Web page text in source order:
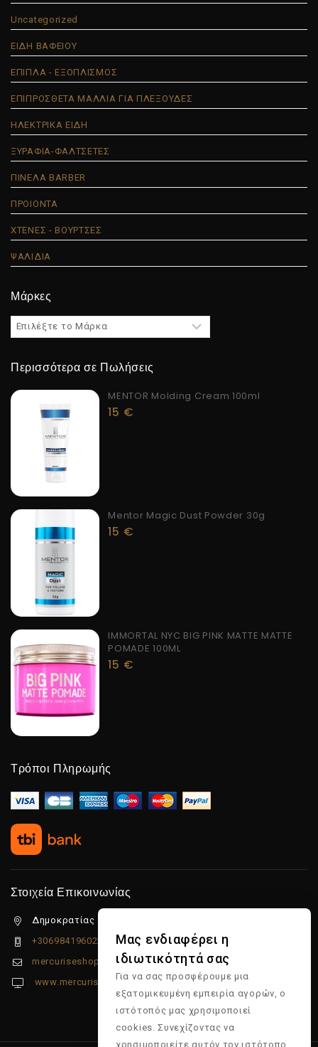
Uncategorized
ΕΙΔΗ ΒΑΦΕΙΟΥ
ΕΠΙΠΛΑ - ΕΞΟΠΛΙΣΜΟΣ
ΕΠΙΠΡΟΣΘΕΤΑ ΜΑΛΛΙΑ ΓΙΑ ΠΛΕΞΟΥΔΕΣ
ΗΛΕΚΤΡΙΚΑ ΕΙΔΗ
ΞΥΡΑΦΙΑ-ΦΑΛΤΣΕΤΕΣ
ΠΙΝΕΛΑ BARBER
ΠΡΟΙΟΝΤΑ
ΧΤΕΝΕΣ - ΒΟΥΡΤΣΕΣ
ΨΑΛΙΔΙΑ
Μάρκες
Περισσότερα σε Πωλήσεις
MENTOR Molding Cream 100ml
15 €
Mentor Magic Dust Powder 30g
15 €
IMMORTAL NYC BIG PINK MATTE MATTE
POMADE 100ML
15 €
Τρόποι Πληρωμής
Στοιχεία Επικοινωνίας
Δημοκρατίας 5β Λιμένας Χερσονήσου, 70014
+306984196022
mercuriseshop@gmail.com
www.mercuriseshop.gr
Μας ενδιαφέρει η
ιδιωτικότητά σας
Για να σας προσφέρουμε μια
εξατομικευμένη εμπειρία αγορών, ο
ιστότοπός μας χρησιμοποιεί
cookies. Συνεχίζοντας να
χρησιμοποιείτε αυτόν τον ιστότοπο,